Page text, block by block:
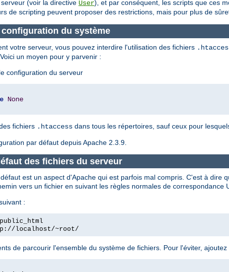
(voir la directive User), et par conséquent, les scripts que ces
de scripting peuvent proposer des restrictions, mais pour plus de
du système
votre serveur, vous pouvez interdire l'utilisation des fichiers
un moyen pour y parvenir :
configuration du serveur
None
fichiers .htaccess dans tous les répertoires, sauf ceux pour
par défaut depuis Apache 2.3.9.
des fichiers du serveur
est un aspect d'Apache qui est parfois mal compris. C'est à dire
vers un fichier en suivant les règles normales de correspondance
:
localhost/~root/
de parcourir l'ensemble du système de fichiers. Pour l'éviter,